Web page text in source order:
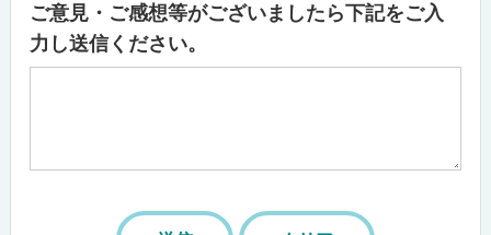
ご意見・ご感想等がございましたら下記をご入
力し送信ください。